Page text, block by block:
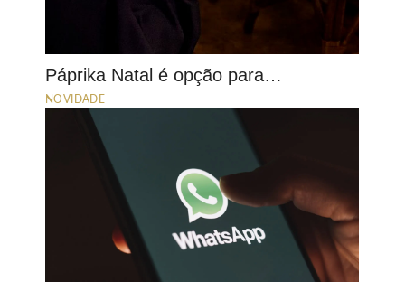
Páprika Natal é opção para…
NOVIDADE